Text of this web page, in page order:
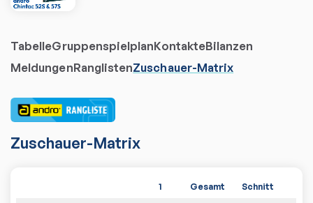
TabelleGruppenspielplanKontakteBilanzen
MeldungenRanglistenZuschauer-Matrix
Zuschauer-Matrix
1 Gesamt Schnitt